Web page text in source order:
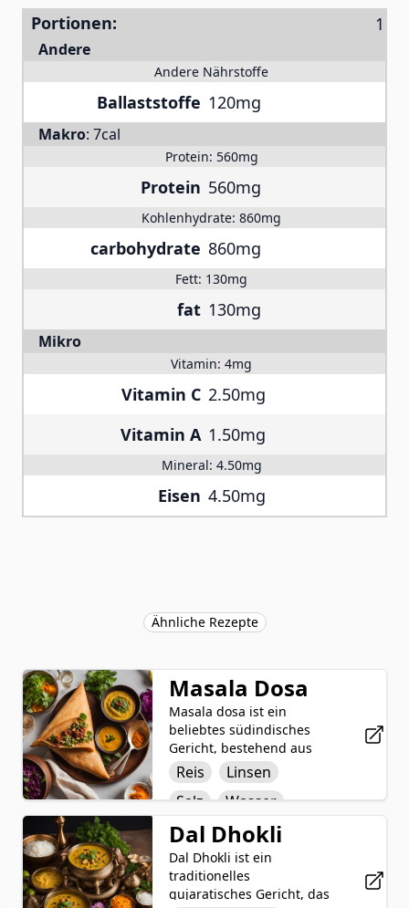
Portionen:
Andere
Andere Nährstoffe
Ballaststoffe 120mg
Makro: 7cal
Protein: 560mg
Protein 560mg
Kohlenhydrate: 860mg
carbohydrate 860mg
Fett: 130mg
fat 130mg
Mikro
Vitamin: 4mg
Vitamin C 2.50mg
Vitamin A 1.50mg
Mineral: 4.50mg
Eisen 4.50mg
Ähnliche Rezepte
Masala Dosa
Masala dosa ist ein
beliebtes südindisches
Gericht, bestehend aus
einer dünnen, knusprigen
Crêpe aus einem Teig aus
Reis und Linsen. Die
Füllung besteht
typischerweise aus einer
gewürzten Mischung aus
zerdrückten Kartoffeln,
Zwiebeln, Tomaten,
Reis
Linsen
Salz
Wasser
Kartoffeln
Zwiebel
Tomate
Grüne Chilischoten
Dal Dhokli
Dal Dhokli ist ein
traditionelles
gujaratisches Gericht, das